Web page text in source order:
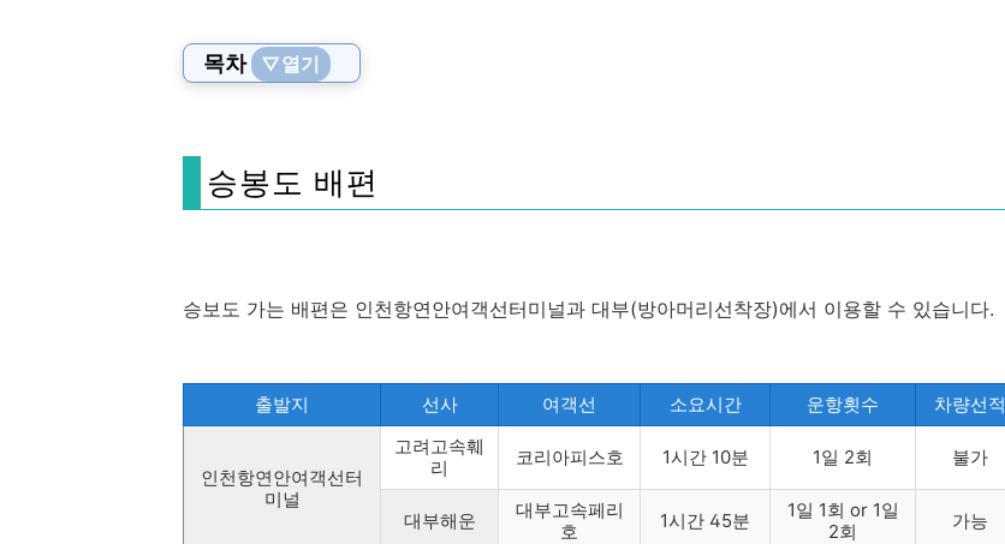
목차 ▽열기
승봉도 배편
승보도 가는 배편은 인천항연안여객선터미널과 대부(방아머리선착장)에서 이용할 수 있습니다.
출발지 선사 여객선 소요시간 운항횟수 차량선적
인천항연안여객선터
미널
고려고속훼
리
코리아피스호 1시간 10분 1일 2회 불가
대부해운
대부고속페리
호
1시간 45분
1일 1회 or 1일
2회
가능